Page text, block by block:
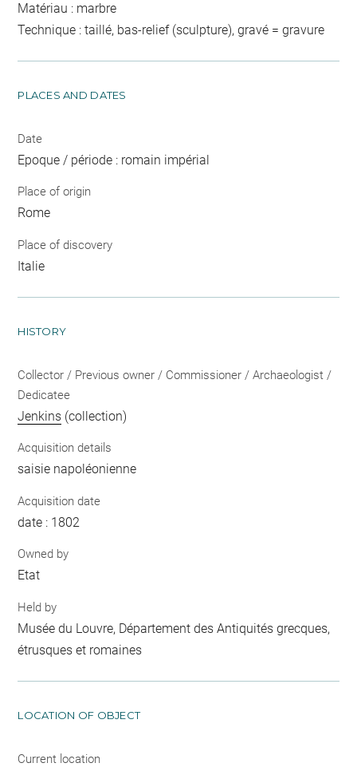
Matériau : marbre
Technique : taillé, bas-relief (sculpture), gravé = gravure
PLACES AND DATES
Date
Epoque / période : romain impérial
Place of origin
Rome
Place of discovery
Italie
HISTORY
Collector / Previous owner / Commissioner / Archaeologist /
Dedicatee
Jenkins (collection)
Acquisition details
saisie napoléonienne
Acquisition date
date : 1802
Owned by
Etat
Held by
Musée du Louvre, Département des Antiquités grecques,
étrusques et romaines
LOCATION OF OBJECT
Current location